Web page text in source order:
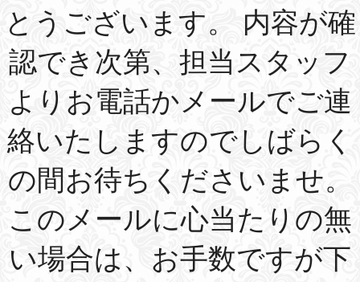
とうございます。 内容が確
認でき次第、担当スタッフ
よりお電話かメールでご連
絡いたしますのでしばらく
の間お待ちくださいませ。
このメールに心当たりの無
い場合は、お手数ですが下